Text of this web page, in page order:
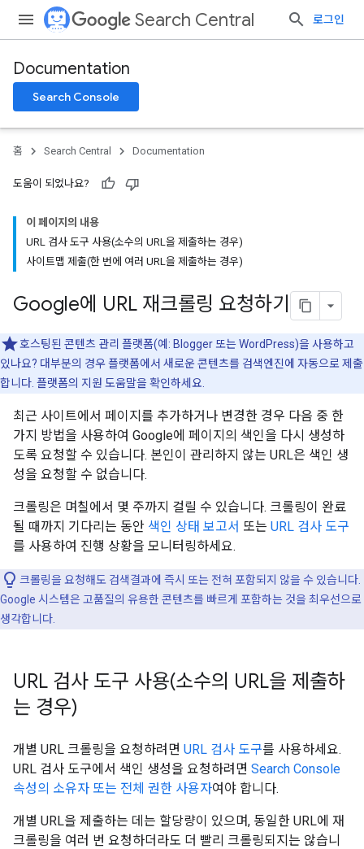
Search Central 로그인
Documentation
Search Console
홈 Search Central Documentation
도움이 되었나요?
이 페이지의 내용
URL 검사 도구 사용(소수의 URL을 제출하는 경우)
사이트맵 제출(한 번에 여러 URL을 제출하는 경우)
Google에 URL 재크롤링 요청하기
호스팅된 콘텐츠 관리 플랫폼(예: Blogger 또는 WordPress)을 사용하고
있나요? 대부분의 경우 플랫폼에서 새로운 콘텐츠를 검색엔진에 자동으로 제출
합니다. 플랫폼의 지원 도움말을 확인하세요.
최근 사이트에서 페이지를 추가하거나 변경한 경우 다음 중 한
가지 방법을 사용하여 Google에 페이지의 색인을 다시 생성하
도록 요청할 수 있습니다. 본인이 관리하지 않는 URL은 색인 생
성을 요청할 수 없습니다.
크롤링은 며칠에서 몇 주까지 걸릴 수 있습니다. 크롤링이 완료
될 때까지 기다리는 동안 색인 상태 보고서 또는 URL 검사 도구
를 사용하여 진행 상황을 모니터링하세요.
크롤링을 요청해도 검색결과에 즉시 또는 전혀 포함되지 않을 수 있습니다.
Google 시스템은 고품질의 유용한 콘텐츠를 빠르게 포함하는 것을 최우선으로
생각합니다.
URL 검사 도구 사용(소수의 URL을 제출하
는 경우)
개별 URL 크롤링을 요청하려면 URL 검사 도구를 사용하세요.
URL 검사 도구에서 색인 생성을 요청하려면 Search Console
속성의 소유자 또는 전체 권한 사용자여야 합니다.
개별 URL을 제출하는 데는 할당량이 있으며, 동일한 URL에 재
크롤링을 여러 번 요청하더라도 더 빨리 크롤링되지는 않습니